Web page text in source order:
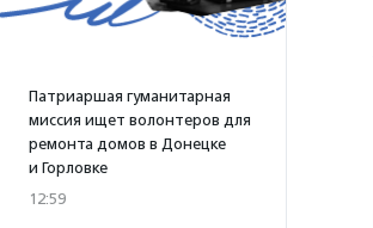
Патриаршая гуманитарная
миссия ищет волонтеров для
ремонта домов в Донецке
и Горловке
12:59